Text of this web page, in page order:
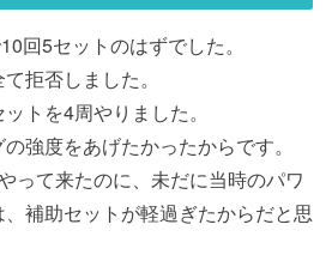
回5セットのはずでした。
拒否しました。
トを4周やりました。
強度をあげたかったからです。
って来たのに、未だに当時のパワ
補助セットが軽過ぎたからだと思